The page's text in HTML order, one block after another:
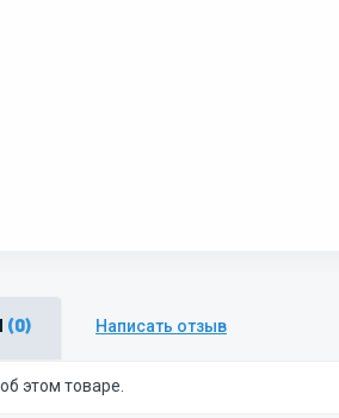
(0) Написать отзыв
этом товаре.